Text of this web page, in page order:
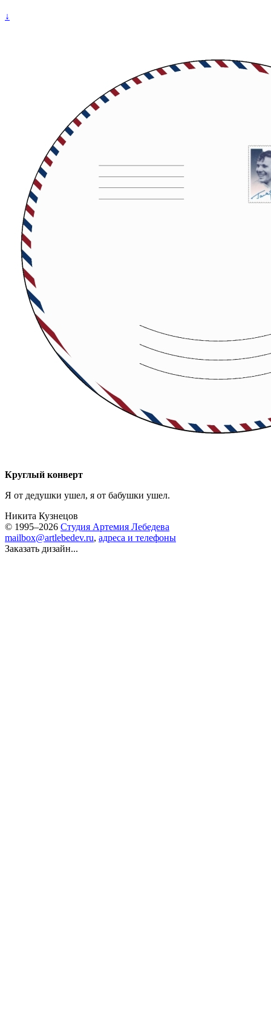
↓
Круглый конверт
Я от дедушки ушел, я от бабушки ушел.
Никита Кузнецов
© 1995–2026 Студия Артемия Лебедева
mailbox@artlebedev.ru, адреса и телефоны
Заказать дизайн...